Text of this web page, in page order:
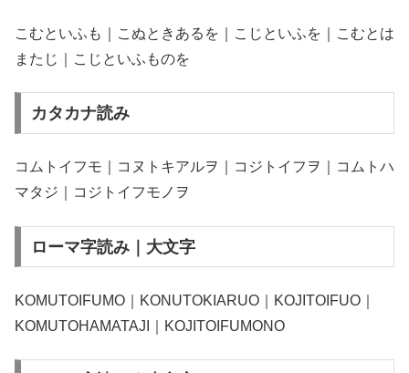
こむといふも｜こぬときあるを｜こじといふを｜こむとは
またじ｜こじといふものを
カタカナ読み
コムトイフモ｜コヌトキアルヲ｜コジトイフヲ｜コムトハ
マタジ｜コジトイフモノヲ
ローマ字読み｜大文字
KOMUTOIFUMO｜KONUTOKIARUO｜KOJITOIFUO｜
KOMUTOHAMATAJI｜KOJITOIFUMONO